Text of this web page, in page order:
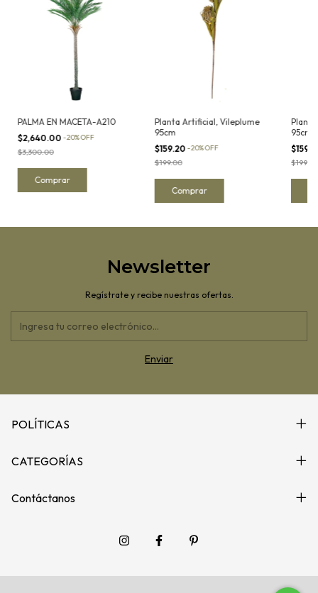
PALMA EN MACETA-A210
$2,640.00 -20%OFF
$3,300.00
Planta Artificial, Vileplume
95cm
$159.20 -20%OFF
$199.00
95cm
$199.00
Newsletter
Regístrate y recibe nuestras ofertas.
POLÍTICAS
CATEGORÍAS
Contáctanos